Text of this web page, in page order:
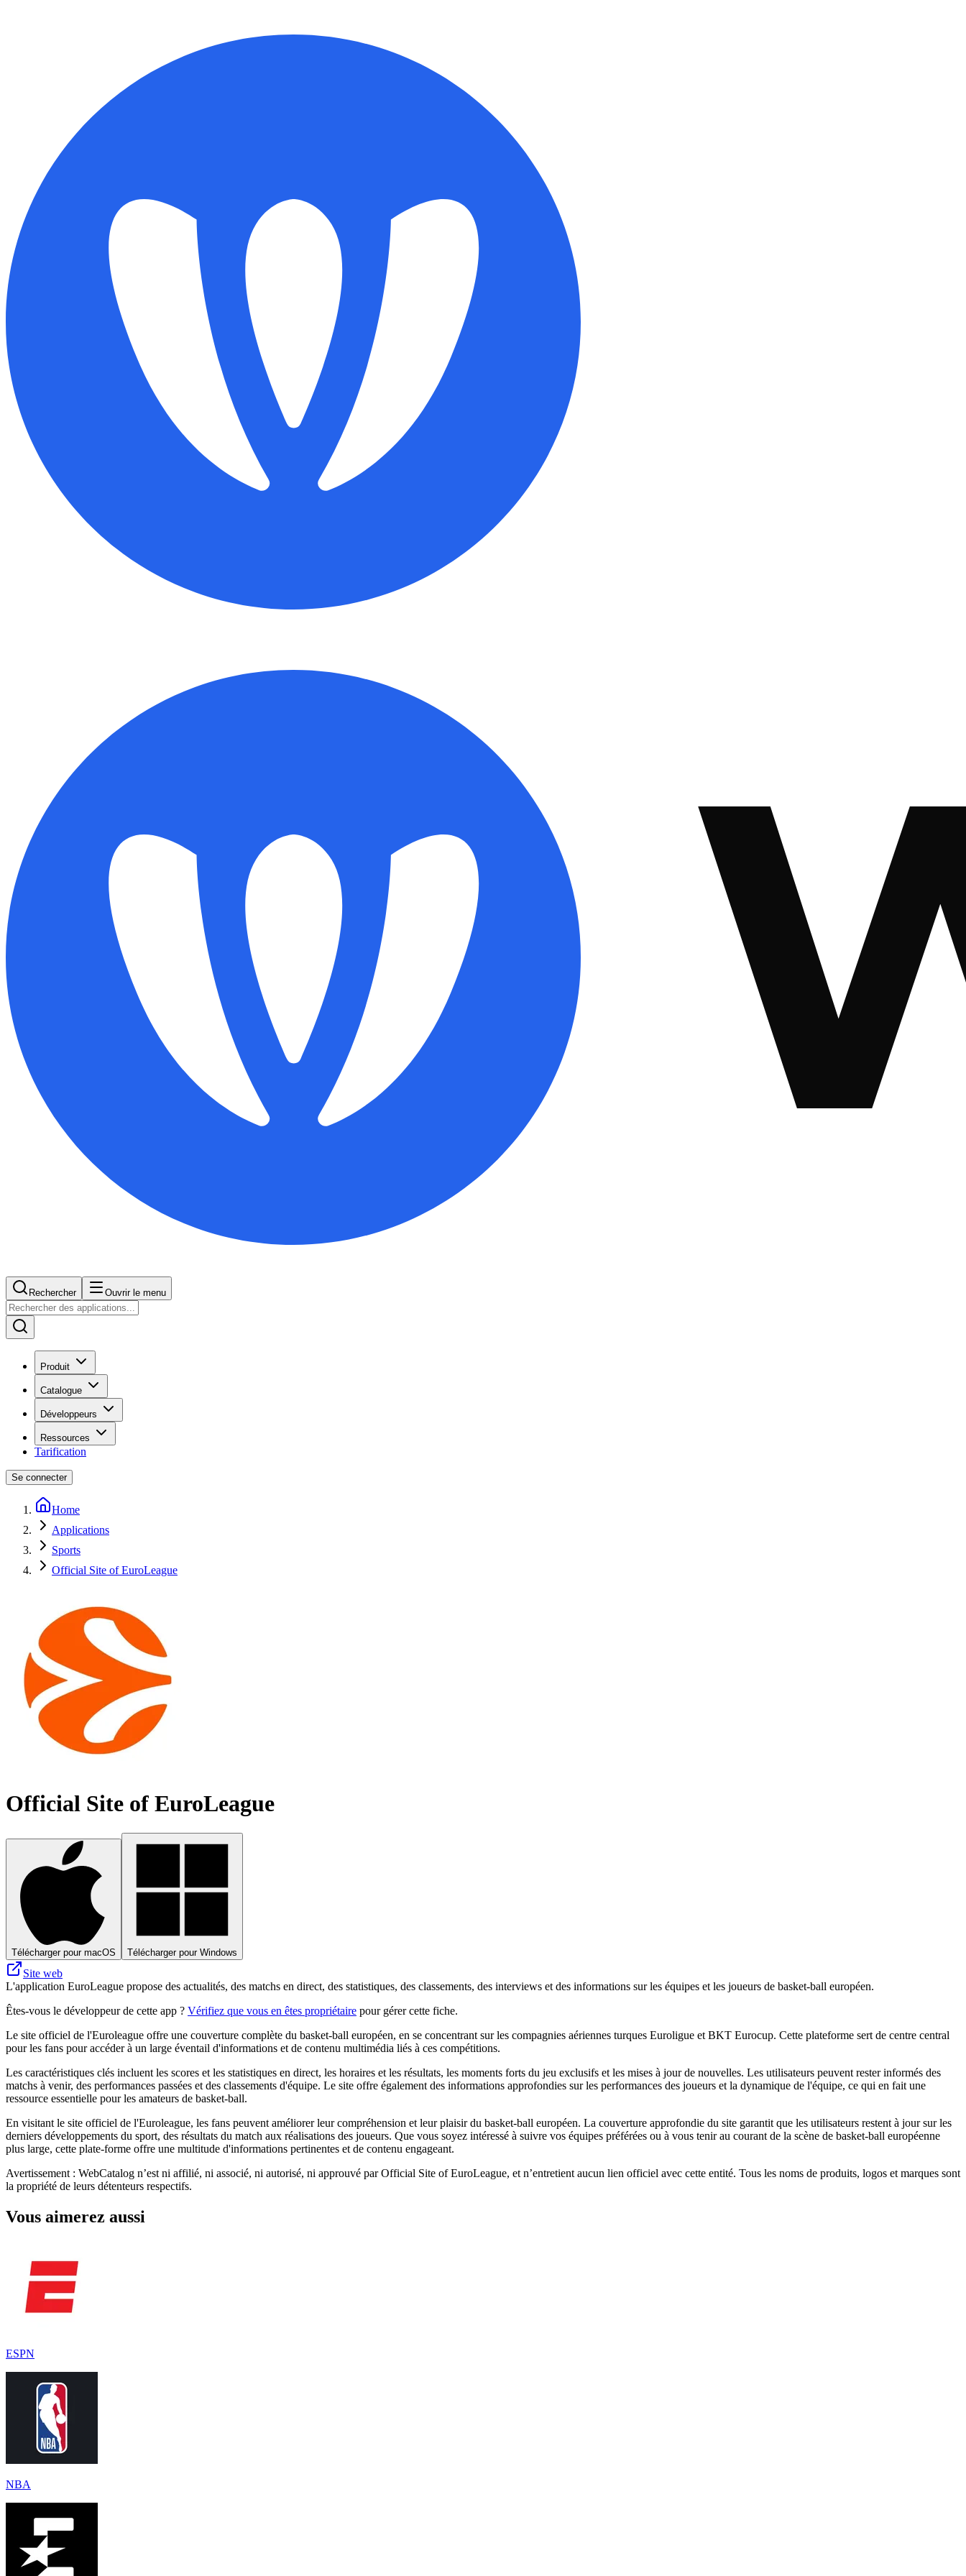
Rechercher Ouvrir le menu
Produit
Catalogue
Développeurs
Ressources
Tarification
Se connecter
Home
Applications
Sports
Official Site of EuroLeague
Official Site of EuroLeague
Télécharger pour macOS Télécharger pour Windows
Site web
L'application EuroLeague propose des actualités, des matchs en direct, des statistiques, des classements, des interviews et des informations sur les équipes et les joueurs de basket-ball européen.
Êtes-vous le développeur de cette app ? Vérifiez que vous en êtes propriétaire pour gérer cette fiche.
Le site officiel de l'Euroleague offre une couverture complète du basket-ball européen, en se concentrant sur les compagnies aériennes turques Euroligue et BKT Eurocup. Cette plateforme sert de centre central
pour les fans pour accéder à un large éventail d'informations et de contenu multimédia liés à ces compétitions.
Les caractéristiques clés incluent les scores et les statistiques en direct, les horaires et les résultats, les moments forts du jeu exclusifs et les mises à jour de nouvelles. Les utilisateurs peuvent rester informés des
matchs à venir, des performances passées et des classements d'équipe. Le site offre également des informations approfondies sur les performances des joueurs et la dynamique de l'équipe, ce qui en fait une
ressource essentielle pour les amateurs de basket-ball.
En visitant le site officiel de l'Euroleague, les fans peuvent améliorer leur compréhension et leur plaisir du basket-ball européen. La couverture approfondie du site garantit que les utilisateurs restent à jour sur les
derniers développements du sport, des résultats du match aux réalisations des joueurs. Que vous soyez intéressé à suivre vos équipes préférées ou à vous tenir au courant de la scène de basket-ball européenne
plus large, cette plate-forme offre une multitude d'informations pertinentes et de contenu engageant.
Avertissement : WebCatalog n’est ni affilié, ni associé, ni autorisé, ni approuvé par Official Site of EuroLeague, et n’entretient aucun lien officiel avec cette entité. Tous les noms de produits, logos et marques sont
la propriété de leurs détenteurs respectifs.
Vous aimerez aussi
ESPN
NBA